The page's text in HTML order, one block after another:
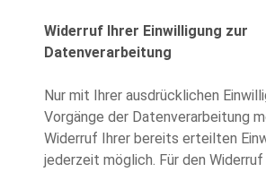
Widerruf Ihrer Einwilligung zur
Datenverarbeitung
Nur mit Ihrer ausdrücklichen
Vorgänge der Datenverarbeitung
Widerruf Ihrer bereits erteilten
jederzeit möglich. Für den